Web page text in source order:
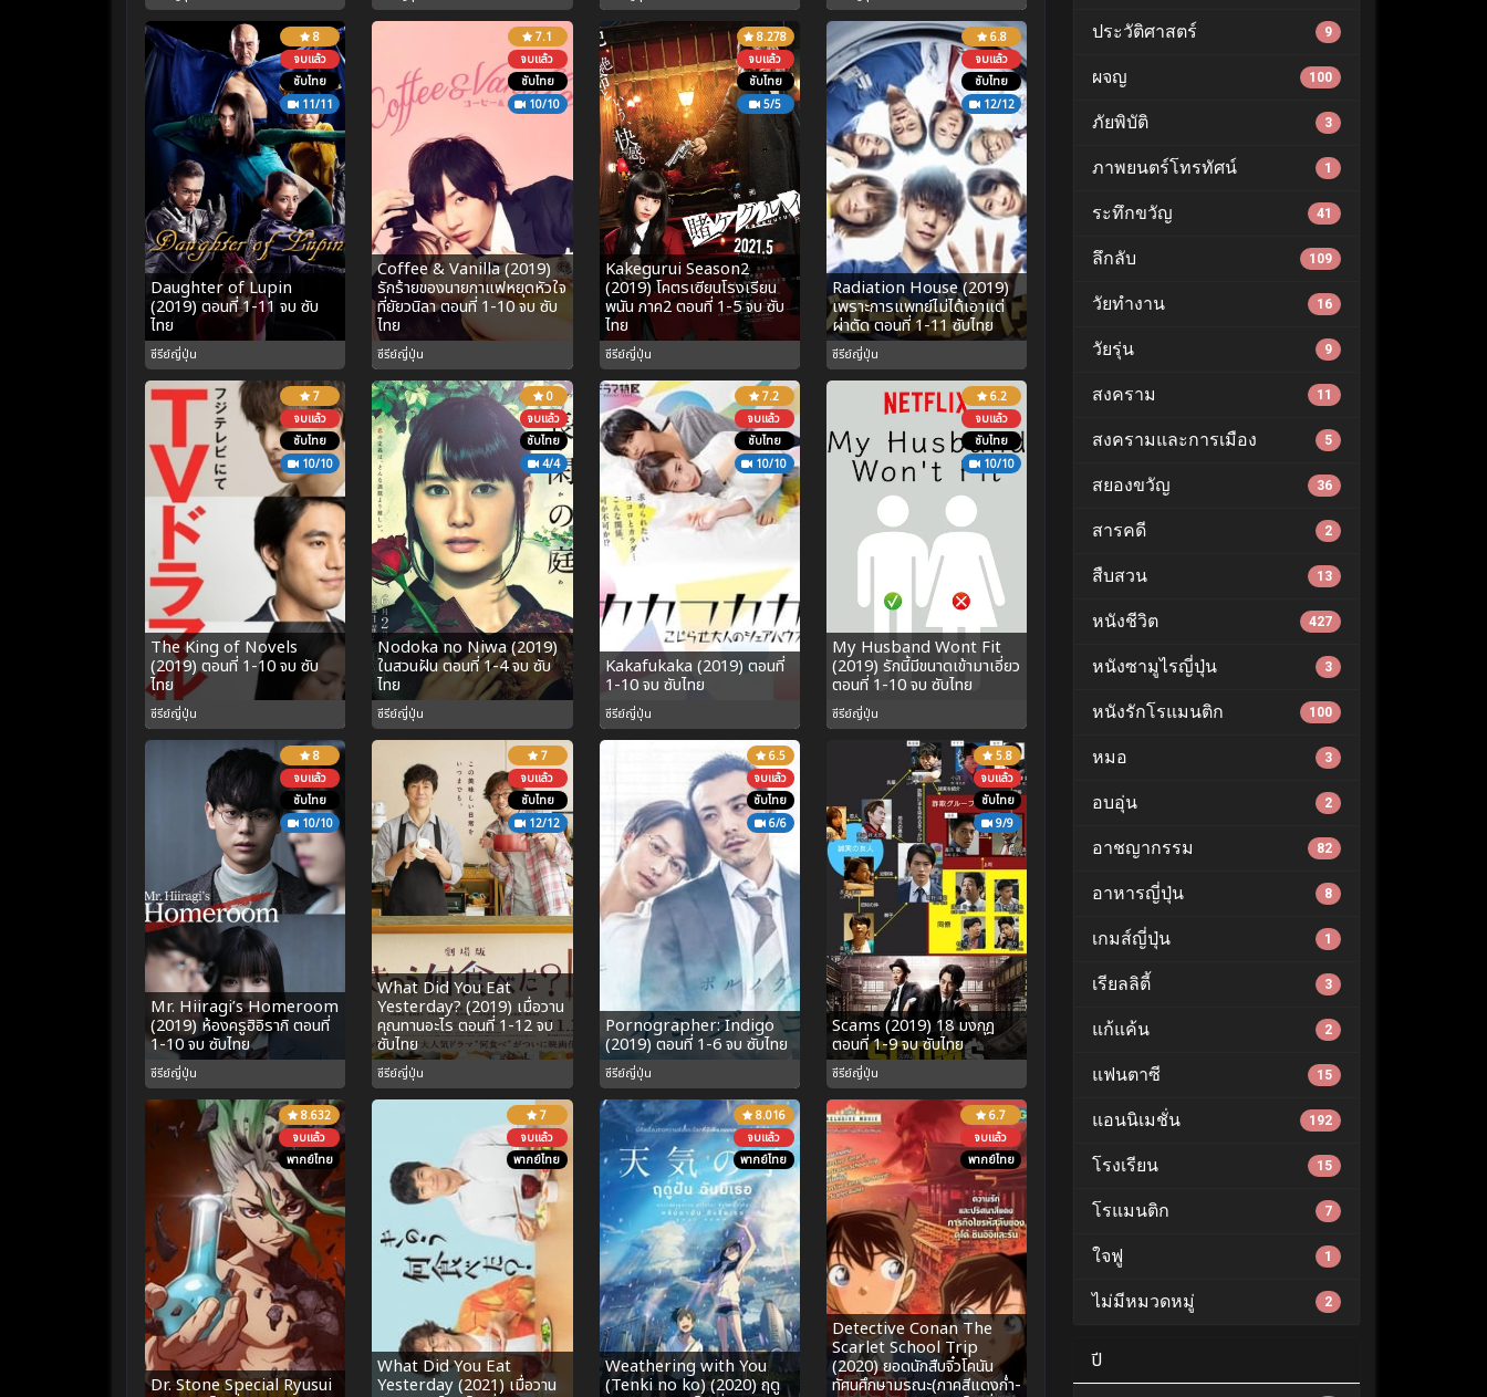
8
จบแล้ว
ซับไทย
11/11
Daughter of Lupin
(2019) ตอนที่ 1-11 จบ ซับ
ไทย
ซีรีย์ญี่ปุ่น
7.1
จบแล้ว
ซับไทย
10/10
Coffee & Vanilla (2019)
รักร้ายของนายกาแฟหยุดหัวใจ
ที่ยัยวนิลา ตอนที่ 1-10 จบ ซับ
ไทย
ซีรีย์ญี่ปุ่น
8.278
จบแล้ว
ซับไทย
5/5
Kakegurui Season2
(2019) โคตรเซียนโรงเรียน
พนัน ภาค2 ตอนที่ 1-5 จบ ซับ
ไทย
ซีรีย์ญี่ปุ่น
6.8
จบแล้ว
ซับไทย
12/12
Radiation House (2019)
เพราะการแพทย์ไม่ได้เอาแต่
ผ่าตัด ตอนที่ 1-11 ซับไทย
ซีรีย์ญี่ปุ่น
7
จบแล้ว
ซับไทย
10/10
The King of Novels
(2019) ตอนที่ 1-10 จบ ซับ
ไทย
ซีรีย์ญี่ปุ่น
0
จบแล้ว
ซับไทย
4/4
Nodoka no Niwa (2019)
ในสวนฝัน ตอนที่ 1-4 จบ ซับ
ไทย
ซีรีย์ญี่ปุ่น
7.2
จบแล้ว
ซับไทย
10/10
Kakafukaka (2019) ตอนที่
1-10 จบ ซับไทย
ซีรีย์ญี่ปุ่น
6.2
จบแล้ว
ซับไทย
10/10
My Husband Wont Fit
(2019) รักนี้มีขนาดเข้ามาเอี่ยว
ตอนที่ 1-10 จบ ซับไทย
ซีรีย์ญี่ปุ่น
8
จบแล้ว
ซับไทย
10/10
Mr. Hiiragi’s Homeroom
(2019) ห้องครูฮิอิรากิ ตอนที่
1-10 จบ ซับไทย
ซีรีย์ญี่ปุ่น
7
จบแล้ว
ซับไทย
12/12
What Did You Eat
Yesterday? (2019) เมื่อวาน
คุณทานอะไร ตอนที่ 1-12 จบ
ซับไทย
ซีรีย์ญี่ปุ่น
6.5
จบแล้ว
ซับไทย
6/6
Pornographer: Indigo
(2019) ตอนที่ 1-6 จบ ซับไทย
ซีรีย์ญี่ปุ่น
5.8
จบแล้ว
ซับไทย
9/9
Scams (2019) 18 มงกุฎ
ตอนที่ 1-9 จบ ซับไทย
ซีรีย์ญี่ปุ่น
8.632
จบแล้ว
พากย์ไทย
Dr. Stone Special Ryusui
7
จบแล้ว
พากย์ไทย
What Did You Eat
Yesterday (2021) เมื่อวาน
8.016
จบแล้ว
พากย์ไทย
Weathering with You
(Tenki no ko) (2020) ฤดู
6.7
จบแล้ว
พากย์ไทย
Detective Conan The
Scarlet School Trip
(2020) ยอดนักสืบจิ๋วโคนัน
ทัศนศึกษามรณะ(ภาคสีแดงก่ำ-
ประวัติศาสตร์ 9
ผจญ 100
ภัยพิบัติ 3
ภาพยนตร์โทรทัศน์ 1
ระทึกขวัญ 41
ลึกลับ 109
วัยทำงาน 16
วัยรุ่น 9
สงคราม 11
สงครามและการเมือง 5
สยองขวัญ 36
สารคดี 2
สืบสวน 13
หนังชีวิต 427
หนังซามูไรญี่ปุ่น 3
หนังรักโรแมนติก 100
หมอ 3
อบอุ่น 2
อาชญากรรม 82
อาหารญี่ปุ่น 8
เกมส์ญี่ปุ่น 1
เรียลลิตี้ 3
แก้แค้น 2
แฟนตาซี 15
แอนนิเมชั่น 192
โรงเรียน 15
โรแมนติก 7
ใจฟู 1
ไม่มีหมวดหมู่ 2
ปี